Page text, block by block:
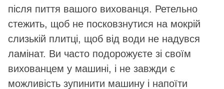
після пиття вашого вихованця. Ретельно
стежить, щоб не посковзнутися на мокрій
слизькій плитці, щоб від води не надувся
ламінат. Ви часто подорожуєте зі своїм
вихованцем у машині, і не завжди є
можливість зупинити машину і напоїти